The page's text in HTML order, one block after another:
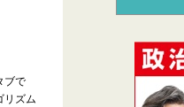
ブで
リズム